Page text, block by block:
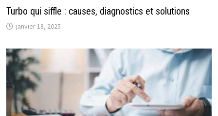
Turbo qui siffle : causes, diagnostics et solutions
janvier 18, 2025